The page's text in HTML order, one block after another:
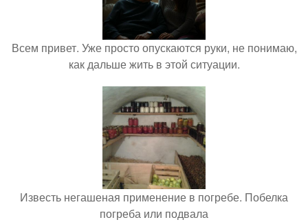
Всем привет. Уже просто опускаются руки, не понимаю,
как дальше жить в этой ситуации.
Известь негашеная применение в погребе. Побелка
погреба или подвала